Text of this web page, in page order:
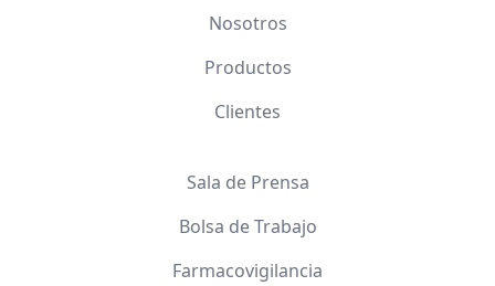
Nosotros
Productos
Clientes
Sala de Prensa
Bolsa de Trabajo
Farmacovigilancia